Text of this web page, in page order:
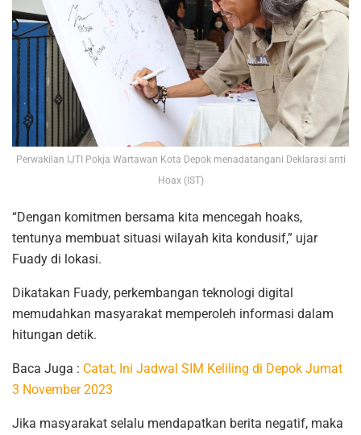
Perwakilan IJTI Pokja Wartawan Kota Depok menadatangani Deklarasi anti
Hoax (IST)
“Dengan komitmen bersama kita mencegah hoaks,
tentunya membuat situasi wilayah kita kondusif,” ujar
Fuady di lokasi.
Dikatakan Fuady, perkembangan teknologi digital
memudahkan masyarakat memperoleh informasi dalam
hitungan detik.
Baca Juga : Catat, Ini Jadwal SIM Keliling di Depok Jumat
3 November 2023
Jika masyarakat selalu mendapatkan berita negatif, maka